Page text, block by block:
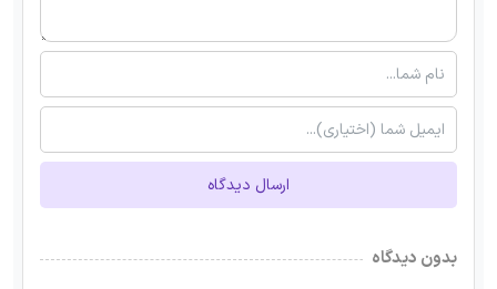
ارسال دیدگاه
بدون دیدگاه